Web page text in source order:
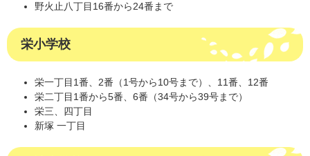
野火止八丁目16番から24番まで
栄小学校
栄一丁目1番、2番（1号から10号まで）、11番、12番
栄二丁目1番から5番、6番（34号から39号まで）
栄三、四丁目
新塚 一丁目